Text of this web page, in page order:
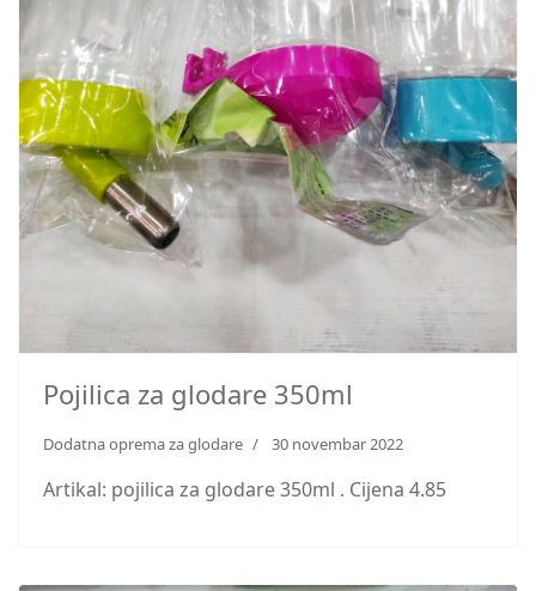
Pojilica za glodare 350ml
Dodatna oprema za glodare 30 novembar 2022
Artikal: pojilica za glodare 350ml . Cijena 4.85